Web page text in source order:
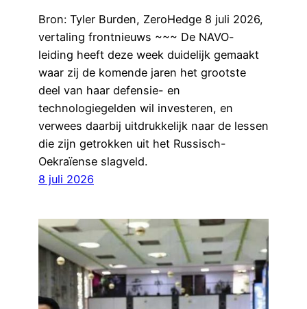
Bron: Tyler Burden, ZeroHedge 8 juli 2026,
vertaling frontnieuws ~~~ De NAVO-
leiding heeft deze week duidelijk gemaakt
waar zij de komende jaren het grootste
deel van haar defensie- en
technologiegelden wil investeren, en
verwees daarbij uitdrukkelijk naar de lessen
die zijn getrokken uit het Russisch-
Oekraïense slagveld.
8 juli 2026